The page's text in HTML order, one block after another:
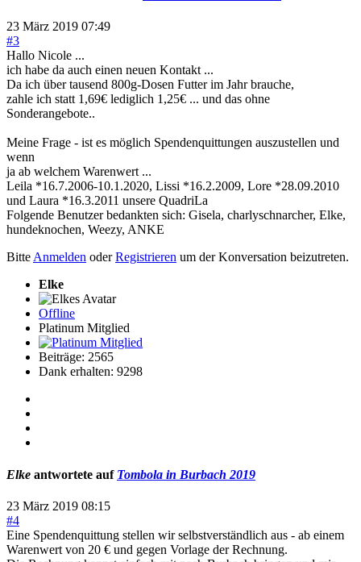
23 März 2019 07:49
#3
Hallo Nicole ...
ich habe da auch einen neuen Kontakt ...
Da ich über tausend 800g-Dosen Futter im Jahr brauche,
zahle ich statt 1,69€ lediglich 1,25€ ... und das ohne
Sonderangebote..
Meine Frage - ist es möglich Spendenquittungen auszustellen und
wenn
ja ab welchem Warenwert ...
Leila *16.7.2006-10.1.2020, Lissi *16.2.2009, Lore *28.09.2010
und Laura *16.3.2011 unsere QuadriLa
Folgende Benutzer bedankten sich: Gisela, charlyschnarcher, Elke,
hundeknochen, Weezy, ANKE
BitteAnmelden oderRegistrieren um der Konversation beizutreten.
Elke
Offline
Platinum Mitglied
Beiträge: 2565
Dank erhalten: 9298
Elke antwortete auf Tombola in Burbach 2019
23 März 2019 08:15
#4
Eine Spendenquittung stellen wir selbstverständlich aus - ab einem
Warenwert von 20 € und gegen Vorlage der Rechnung.